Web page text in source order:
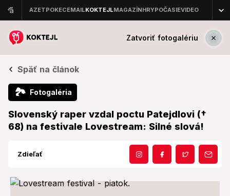
Zatvoriť fotogalériu
Späť na článok
🏞 Fotogaléria
Slovenský raper vzdal poctu Patejdlovi (†
68) na festivale Lovestream: Silné slová!
Zdieľať